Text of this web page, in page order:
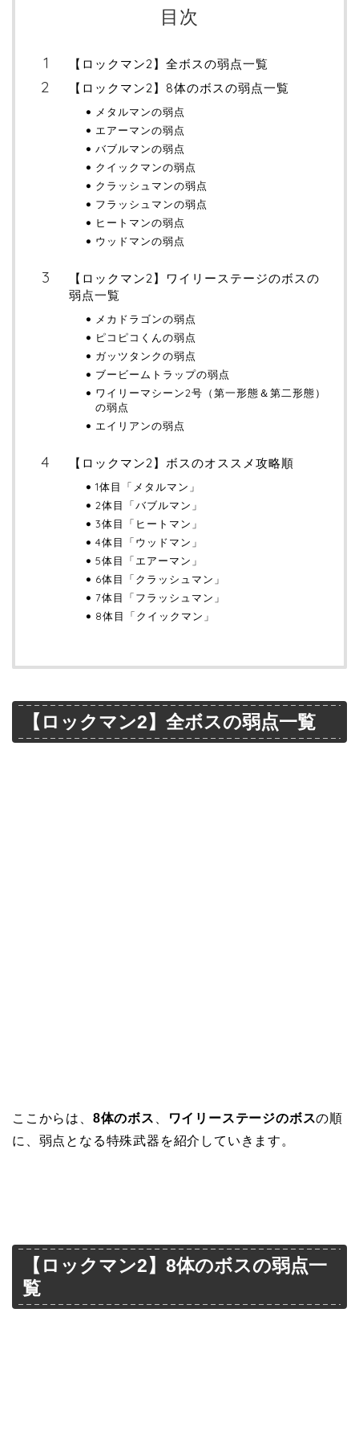
目次
【ロックマン2】全ボスの弱点一覧
【ロックマン2】8体のボスの弱点一覧
メタルマンの弱点
エアーマンの弱点
バブルマンの弱点
クイックマンの弱点
クラッシュマンの弱点
フラッシュマンの弱点
ヒートマンの弱点
ウッドマンの弱点
【ロックマン2】ワイリーステージのボスの
弱点一覧
メカドラゴンの弱点
ピコピコくんの弱点
ガッツタンクの弱点
ブービームトラップの弱点
ワイリーマシーン2号（第一形態＆第二形態）
の弱点
エイリアンの弱点
【ロックマン2】ボスのオススメ攻略順
1体目「メタルマン」
2体目「バブルマン」
3体目「ヒートマン」
4体目「ウッドマン」
5体目「エアーマン」
6体目「クラッシュマン」
7体目「フラッシュマン」
8体目「クイックマン」
【ロックマン2】全ボスの弱点一覧
ここからは、 8体のボス ワイリーステージのボスの順
に、弱点となる特殊武器を紹介していきます。
【ロックマン2】8体のボスの弱点一
覧